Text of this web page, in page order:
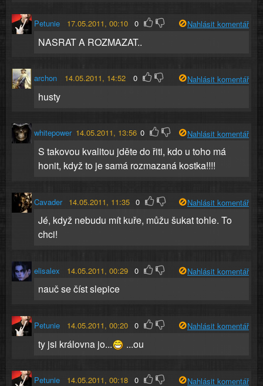
Petunie 17.05.2011, 00:10 0 Nahlásit komentář
NASRAT A ROZMAZAT..
archon 14.05.2011, 14:52 0 Nahlásit komentář
husty
whitepower 14.05.2011, 13:56 0 Nahlásit komentář
S takovou kvalitou jděte do řiti, kdo u toho má
honit, když to je samá rozmazaná kostka!!!!
Cavader 14.05.2011, 11:35 0 Nahlásit komentář
Jé, když nebudu mít kuře, můžu šukat tohle. To
chci!
elisalex 14.05.2011, 00:29 0 Nahlásit komentář
nauč se číst slepice
Petunie 14.05.2011, 00:20 0 Nahlásit komentář
ty jsi královna jo... ...ou
Petunie 14.05.2011, 00:18 0 Nahlásit komentář